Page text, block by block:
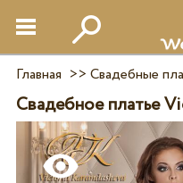
Главная >> Свадебные
Свадебное платье